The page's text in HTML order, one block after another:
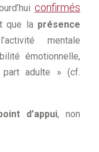
confirmés
que la présence
mentale
émotionnelle,
adulte » (cf.
d’appui, non